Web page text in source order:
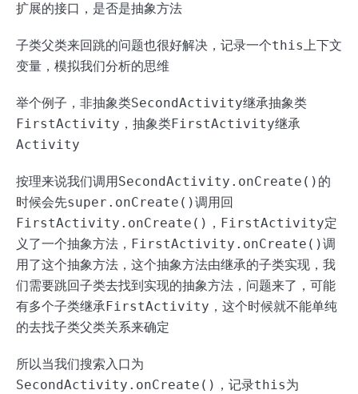
扩展的接口，是否是抽象方法
子类父类来回跳的问题也很好解决，记录一个this上下文
变量，模拟我们分析的思维
举个例子，非抽象类SecondActivity继承抽象类
FirstActivity ，抽象类FirstActivity继承
Activity
按理来说我们调用 SecondActivity.onCreate() 的
时候会先super.onCreate()调用回
FirstActivity.onCreate() ， FirstActivity定
义了一个抽象方法， FirstActivity.onCreate()调
用了这个抽象方法，这个抽象方法由继承的子类实现，我
们需要跳回子类去找到实现的抽象方法，问题来了，可能
有多个子类继承 FirstActivity ，这个时候就不能单纯
的去找子类父类关系来确定
所以当我们搜索入口为
SecondActivity.onCreate() ，记录this为